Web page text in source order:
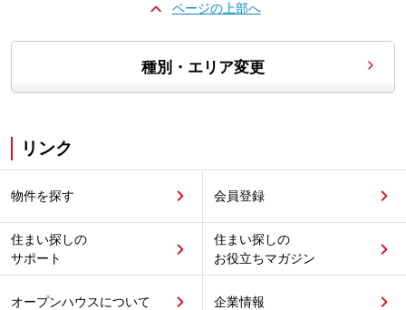
ページの上部へ
種別・エリア変更
リンク
物件を探す 会員登録
住まい探しの
サポート
住まい探しの
お役立ちマガジン
オープンハウスについて 企業情報